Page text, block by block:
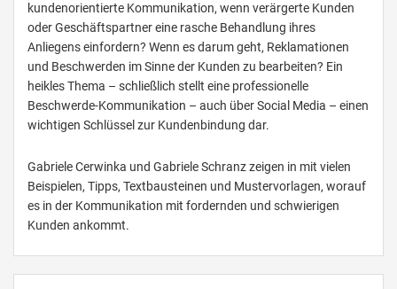
kundenorientierte Kommunikation, wenn verärgerte Kunden
oder Geschäftspartner eine rasche Behandlung ihres
Anliegens einfordern? Wenn es darum geht, Reklamationen
und Beschwerden im Sinne der Kunden zu bearbeiten? Ein
heikles Thema – schließlich stellt eine professionelle
Beschwerde-Kommunikation – auch über Social Media – einen
wichtigen Schlüssel zur Kundenbindung dar.
Gabriele Cerwinka und Gabriele Schranz zeigen in mit vielen
Beispielen, Tipps, Textbausteinen und Mustervorlagen, worauf
es in der Kommunikation mit fordernden und schwierigen
Kunden ankommt.